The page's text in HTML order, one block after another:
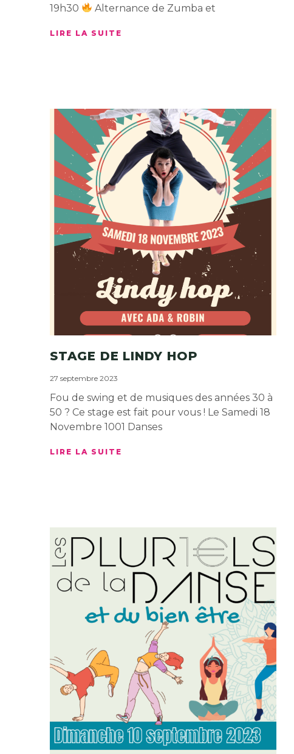
19h30
Alternance de Zumba et
LIRE LA SUITE
STAGE DE LINDY HOP
27 septembre 2023
Fou de swing et de musiques des années 30 à
50 ? Ce stage est fait pour vous ! Le Samedi 18
Novembre 1001 Danses
LIRE LA SUITE